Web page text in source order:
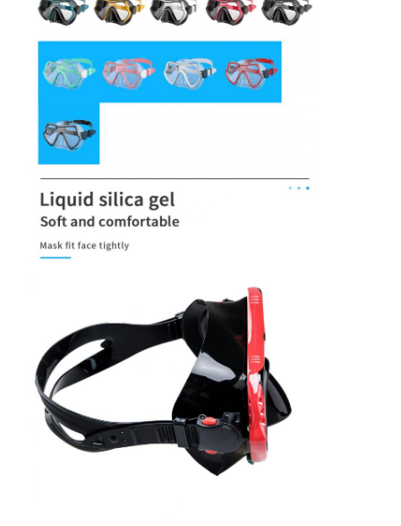
Vídeos
Visita à fábrica
Controle de qualidade
Contacte-nos
Máscara de mergulho para adultos
Kit de mergulho para crianças